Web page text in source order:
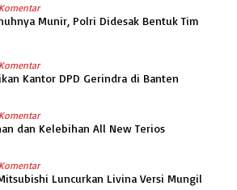
Munir, Polri Didesak Bentuk Tim
Kantor DPD Gerindra di Banten
dan Kelebihan All New Terios
Luncurkan Livina Versi Mungil